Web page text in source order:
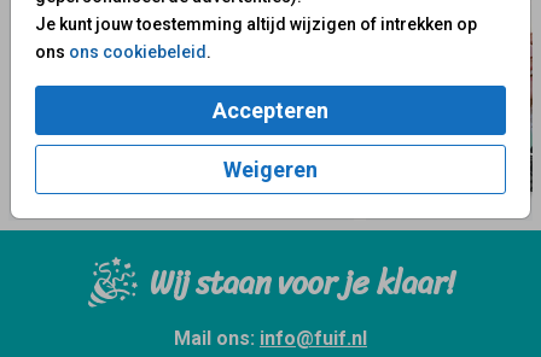
Je kunt jouw toestemming altijd wijzigen of intrekken op
ons ons cookiebeleid.
Accepteren
Weigeren
Wij staan voor je klaar!
Mail ons: info@fuif.nl